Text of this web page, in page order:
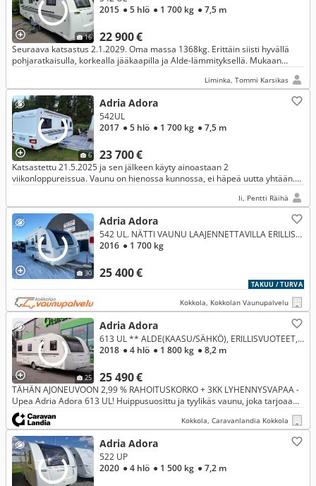
16 22 900 €
2015 ● 5 hlö ● 1 700 kg ● 7,5 m
Seuraava katsastus 2.1.2029. Oma massa 1368kg. Erittäin siisti hyvällä
pohjaratkaisulla, korkealla jääkaapilla ja Alde-lämmityksellä. Mukaan
Liminka, Tommi Karsikas
6
Adria Adora
23 700 €
542UL
2017 ● 5 hlö ● 1 700 kg ● 7,5 m
Katsastettu 21.5.2025 ja sen jälkeen käyty ainoastaan 2
viikonloppureissua. Vaunu on hienossa kunnossa, ei häpeä uutta yhtään.
Ii, Pentti Räihä
30
Adria Adora
25 400 €
542 UL. NÄTTI VAUNU LAAJENNETTAVILLA ERILLISVUOTEILLA !!!
2016 ● 1 700 kg
TAKUU / TURVA
Kokkola, Kokkolan Vaunupalvelu
25
Adria Adora
25 490 €
613 UL ** ALDE(KAASU/SÄHKÖ), ERILLISVUOTEET, MOVER **
2018 ● 4 hlö ● 1 800 kg ● 8,2 m
TÄHÄN AJONEUVOON 2,99 % RAHOITUSKORKO + 3KK LYHENNYSVAPAA -
Upea Adria Adora 613 UL! Huippusuosittu ja tyylikäs vaunu, joka tarjoaa
ensiluokkaista mukavuutta ja puitteet reissuun.
Kokkola, Caravanlandia Kokkola
Adria Adora
522 UP
2020 ● 4 hlö ● 1 500 kg ● 7,2 m